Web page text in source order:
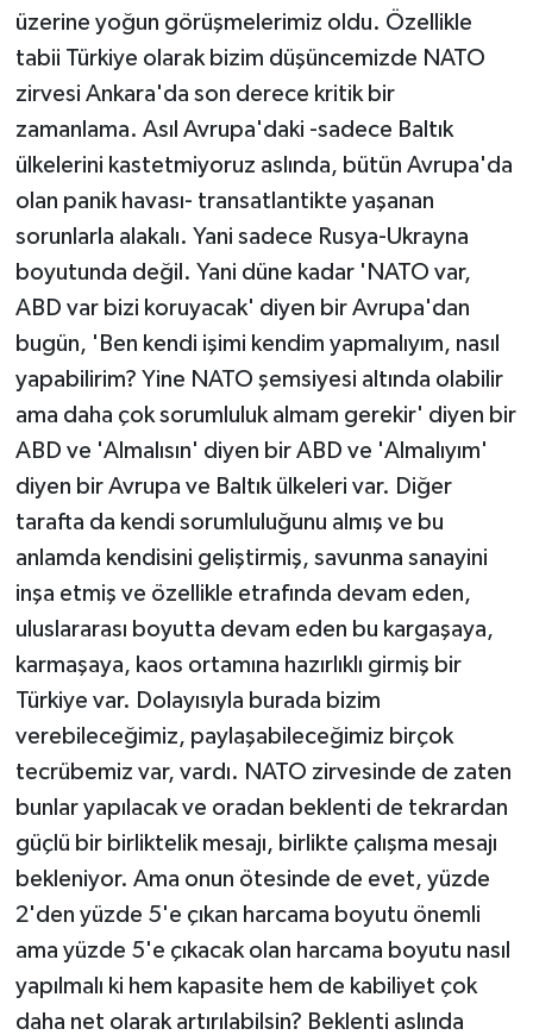
üzerine yoğun görüşmelerimiz oldu. Özellikle
tabii Türkiye olarak bizim düşüncemizde NATO
zirvesi Ankara'da son derece kritik bir
zamanlama. Asıl Avrupa'daki -sadece Baltık
ülkelerini kastetmiyoruz aslında, bütün Avrupa'da
olan panik havası- transatlantikte yaşanan
sorunlarla alakalı. Yani sadece Rusya-Ukrayna
boyutunda değil. Yani düne kadar 'NATO var,
ABD var bizi koruyacak' diyen bir Avrupa'dan
bugün, 'Ben kendi işimi kendim yapmalıyım, nasıl
yapabilirim? Yine NATO şemsiyesi altında olabilir
ama daha çok sorumluluk almam gerekir' diyen bir
ABD ve 'Almalısın' diyen bir ABD ve 'Almalıyım'
diyen bir Avrupa ve Baltık ülkeleri var. Diğer
tarafta da kendi sorumluluğunu almış ve bu
anlamda kendisini geliştirmiş, savunma sanayini
inşa etmiş ve özellikle etrafında devam eden,
uluslararası boyutta devam eden bu kargaşaya,
karmaşaya, kaos ortamına hazırlıklı girmiş bir
Türkiye var. Dolayısıyla burada bizim
verebileceğimiz, paylaşabileceğimiz birçok
tecrübemiz var, vardı. NATO zirvesinde de zaten
bunlar yapılacak ve oradan beklenti de tekrardan
güçlü bir birliktelik mesajı, birlikte çalışma mesajı
bekleniyor. Ama onun ötesinde de evet, yüzde
2'den yüzde 5'e çıkan harcama boyutu önemli
ama yüzde 5'e çıkacak olan harcama boyutu nasıl
yapılmalı ki hem kapasite hem de kabiliyet çok
daha net olarak artırılabilsin? Beklenti aslında